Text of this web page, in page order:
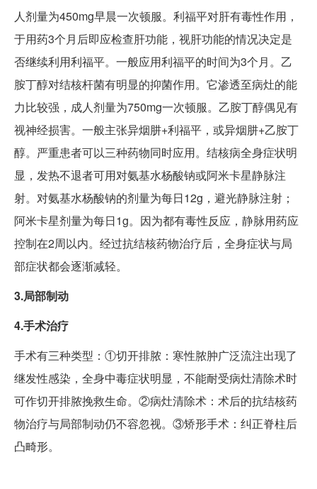
人剂量为450mg早晨一次顿服。利福平对肝有毒性作用，
于用药3个月后即应检查肝功能，视肝功能的情况决定是
否继续利用利福平。一般应用利福平的时间为3个月。乙
胺丁醇对结核杆菌有明显的抑菌作用。它渗透至病灶的能
力比较强，成人剂量为750mg一次顿服。乙胺丁醇偶见有
视神经损害。一般主张异烟肼+利福平，或异烟肼+乙胺丁
醇。严重患者可以三种药物同时应用。结核病全身症状明
显，发热不退者可用对氨基水杨酸钠或阿米卡星静脉注
射。对氨基水杨酸钠的剂量为每日12g，避光静脉注射；
阿米卡星剂量为每日1g。因为都有毒性反应，静脉用药应
控制在2周以内。经过抗结核药物治疗后，全身症状与局
部症状都会逐渐减轻。
3.局部制动
4.手术治疗
手术有三种类型：①切开排脓：寒性脓肿广泛流注出现了
继发性感染，全身中毒症状明显，不能耐受病灶清除术时
可作切开排脓挽救生命。②病灶清除术：术后的抗结核药
物治疗与局部制动仍不容忽视。③矫形手术：纠正脊柱后
凸畸形。